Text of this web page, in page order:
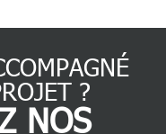
?
NOS